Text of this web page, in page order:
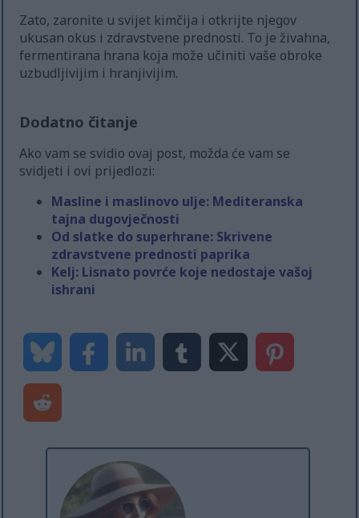
Zato, zaronite u svijet kimčija i otkrijte njegov
ukusan okus i zdravstvene prednosti. To je živahna,
fermentirana hrana koja može učiniti vaše obroke
uzbudljivijim i hranjivijim.
Dodatno čitanje
Ako vam se svidio ovaj post, možda će vam se
svidjeti i ovi prijedlozi:
Masline i maslinovo ulje: Mediteranska
tajna dugovječnosti
Od slatke do superhrane: Skrivene
zdravstvene prednosti paprika
Kelj: Lisnato povrće koje nedostaje vašoj
ishrani